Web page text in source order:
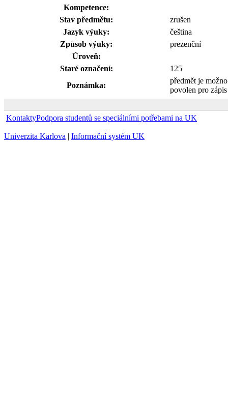
Kompetence:
Stav předmětu:
zrušen
Jazyk výuky:
čeština
Způsob výuky:
prezenční
Úroveň:
Staré označení:
125
Poznámka:
předmět je
povolen pro
KontaktyPodpora studentů se speciálními potřebami na UK
Univerzita Karlova | Informační systém UK